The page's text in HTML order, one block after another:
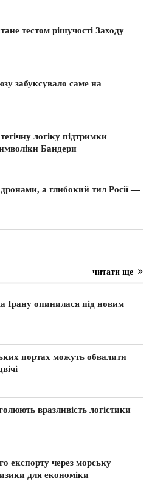
тестом рішучості Заходу
забуксувало саме на
логіку підтримки
Бандери
а глибокий тил Росії —
читати ще
Ірану опинилася під новим
портах можуть обвалити
вразливість логістики
експорту через морську
для економіки